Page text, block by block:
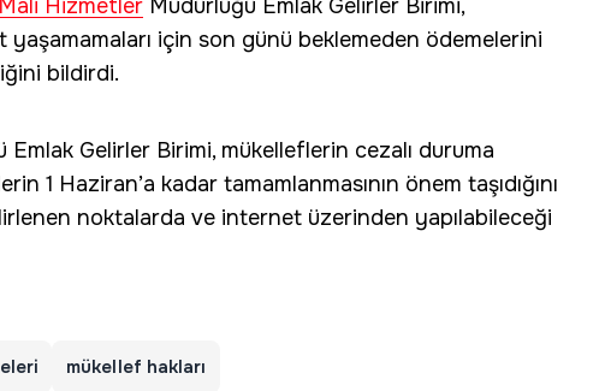
Mali Hizmetler Müdürlüğü Emlak Gelirler Birimi,
için son günü beklemeden ödemelerini
bildirdi.
Gelirler Birimi, mükelleflerin cezalı duruma
1 Haziran’a kadar tamamlanmasının önem taşıdığını
noktalarda ve internet üzerinden yapılabileceği
mükellef hakları